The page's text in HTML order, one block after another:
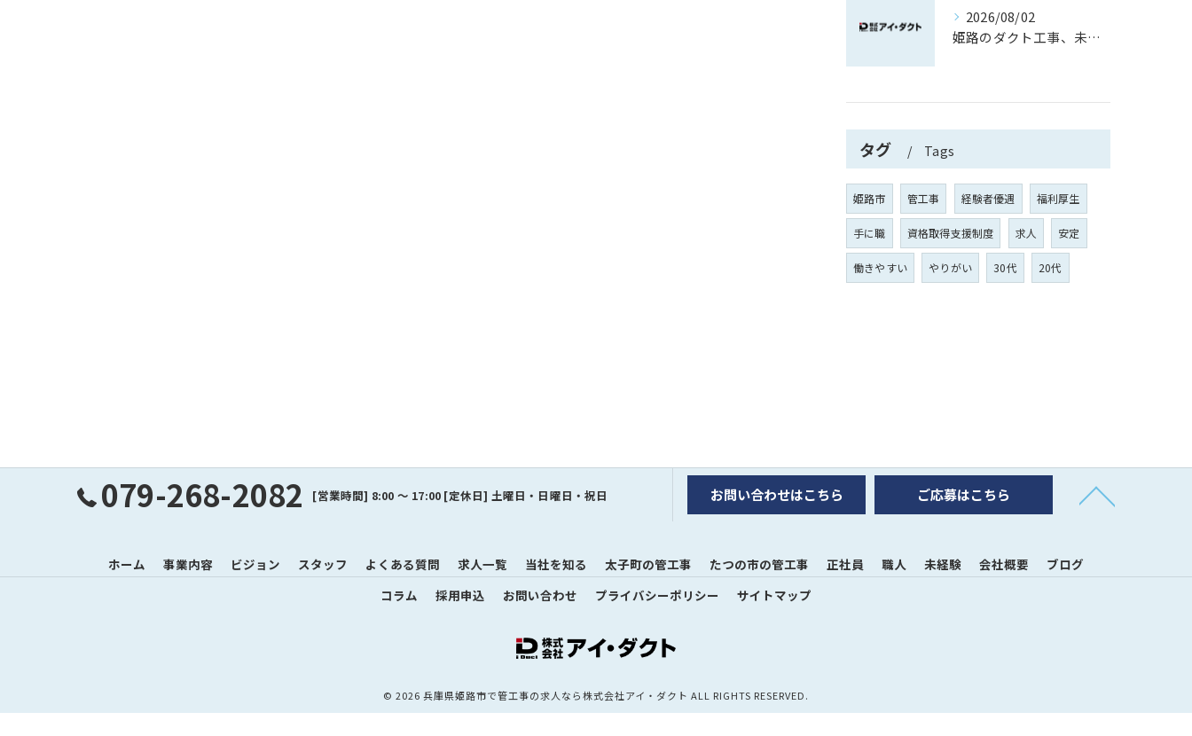
2026/08/02
姫路のダクト工事、未経験でも空気の道を作る現場職
タグ Tags
姫路市 管工事 経験者優遇 福利厚生
手に職 資格取得支援制度 求人 安定
働きやすい やりがい 30代 20代
079-268-2082 [営業時間] 8:00 ～ 17:00 [定休日] 土曜日・日曜日・祝日 お問い合わせはこちら ご応募はこちら
ホーム 事業内容 ビジョン スタッフ よくある質問 求人一覧 当社を知る 太子町の管工事 たつの市の管工事 正社員 職人 未経験 会社概要
ブログ
コラム
採用申込 お問い合わせ プライバシーポリシー サイトマップ
© 2026 兵庫県姫路市で管工事の求人なら株式会社アイ・ダクト ALL RIGHTS RESERVED.